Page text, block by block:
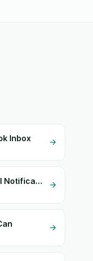
Inbox
Vitips Express + Email Notifications by eGrow